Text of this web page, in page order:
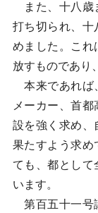
また、十八歳
打ち切られ、十
めました。これ
放すものであり
本来であれば
メーカー、首
設を強く求め、
果たすよう求め
ても、都とし
います。
第百五十一号